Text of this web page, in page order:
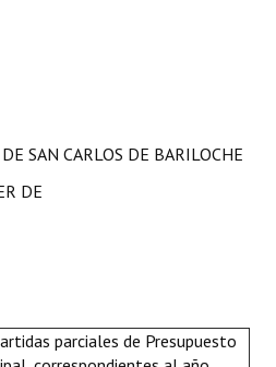
SAN CARLOS DE BARILOCHE
DE
parciales de Presupuesto